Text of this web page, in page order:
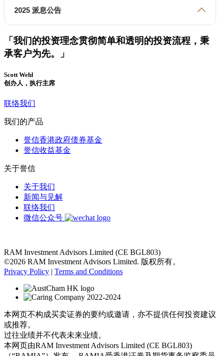
2025 派息公告
「我们的投资理念贯彻简单和透明的投资流程，秉
承客户为先。」
Scott Wehl
创办人，执行主席
联络我们
我们的产品
誉信香港政府债券基金
誉信收益基金
关于誉信
关于我们
新闻与见解
联络我们
微信公众号
RAM Investment Advisors Limited (CE BGL803)
©2026 RAM Investment Advisors Limited. 版权所有。
Privacy Policy | Terms and Conditions
本网页不构成买卖证券的要约或邀请，亦不提供任何投资建议
或推荐。
过往业绩并不代表未来业绩。
本网页由RAM Investment Advisors Limited (CE BGL803)